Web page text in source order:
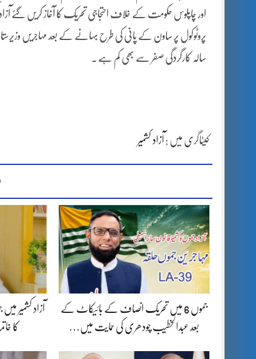
اور چاپلوس حکومت کے خلاف احتجاجی تحریک کا آغاز کریں گئے
پروٹوکول پر ساون کے پانی کی طرح بہانے کے بعد مہاجریں
سالہ کارگردگی صفر سے بھی کم ہے ۔
کیٹاگری میں : آزاد کشمیر
جموں 6 میں تحریک انصاف کے بائیکاٹ کے
بعد عبدالخطیب چودھری کی حمایت میں…
آزاد کشمیر
کا